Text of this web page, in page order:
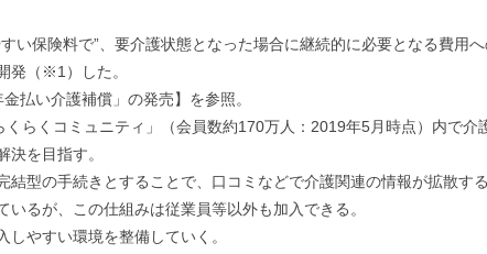
い保険料で”、要介護状態となった場合に継続的に必要となる費用
発（※1）した。
払い介護補償」の発売】を参照。
らくコミュニティ」（会員数約170万人：2019年5月時点）内で
を目指す。
型の手続きとすることで、口コミなどで介護関連の情報が拡散す
るが、この仕組みは従業員等以外も加入できる。
やすい環境を整備していく。